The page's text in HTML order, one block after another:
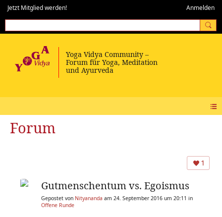
Jetzt Mitglied werden! Anmelden
Forum
1
Gutmenschentum vs. Egoismus
Gepostet von Nityananda am 24. September 2016 um 20:11 in
Offene Runde